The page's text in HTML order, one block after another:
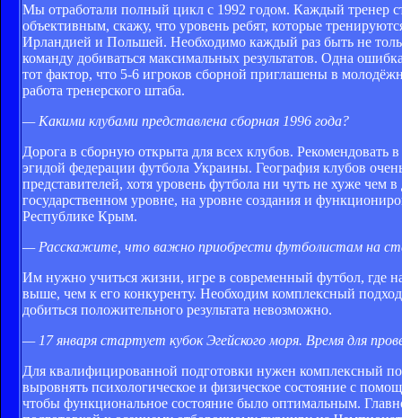
Мы отработали полный цикл с 1992 годом. Каждый тренер
объективным, скажу, что уровень ребят, которые
Ирландией и Польшей. Необходимо каждый раз быть не
команду добиваться максимальных результатов. Одна
тот фактор, что 5-6 игроков сборной приглашены в
работа тренерского штаба.
— Какими клубами представлена сборная 1996 года?
Дорога в сборную открыта для всех клубов.
эгидой федерации футбола Украины. География клубов
представителей, хотя уровень футбола ни чуть не хуже
государственном уровне, на уровне создания и
Республике Крым.
— Расскажите, что важно приобрести футболистам на
Им нужно учиться жизни, игре в современный футбол, где
выше, чем к его конкуренту. Необходим комплексный
добиться положительного результата невозможно.
— 17 января стартует кубок Эгейского моря. Время для
Для квалифицированной подготовки нужен комплексный
выровнять психологическое и физическое состояние с
чтобы функциональное состояние было оптимальным.